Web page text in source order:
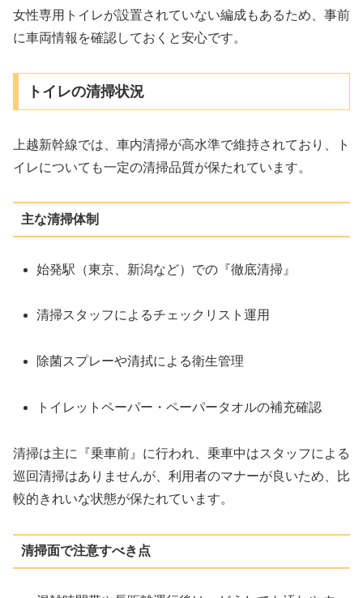
女性専用トイレが設置されていない編成もあるため、事前
に車両情報を確認しておくと安心です。
トイレの清掃状況
上越新幹線では、車内清掃が高水準で維持されており、ト
イレについても一定の清掃品質が保たれています。
主な清掃体制
始発駅（東京、新潟など）での『徹底清掃』
清掃スタッフによるチェックリスト運用
除菌スプレーや清拭による衛生管理
トイレットペーパー・ペーパータオルの補充確認
清掃は主に『乗車前』に行われ、乗車中はスタッフによる
巡回清掃はありませんが、利用者のマナーが良いため、比
較的きれいな状態が保たれています。
清掃面で注意すべき点